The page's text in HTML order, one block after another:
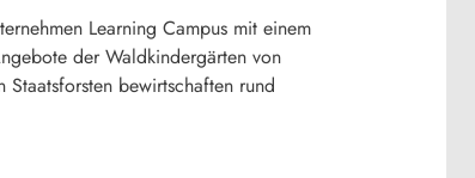
Learning Campus mit einem
der Waldkindergärten von
bewirtschaften rund